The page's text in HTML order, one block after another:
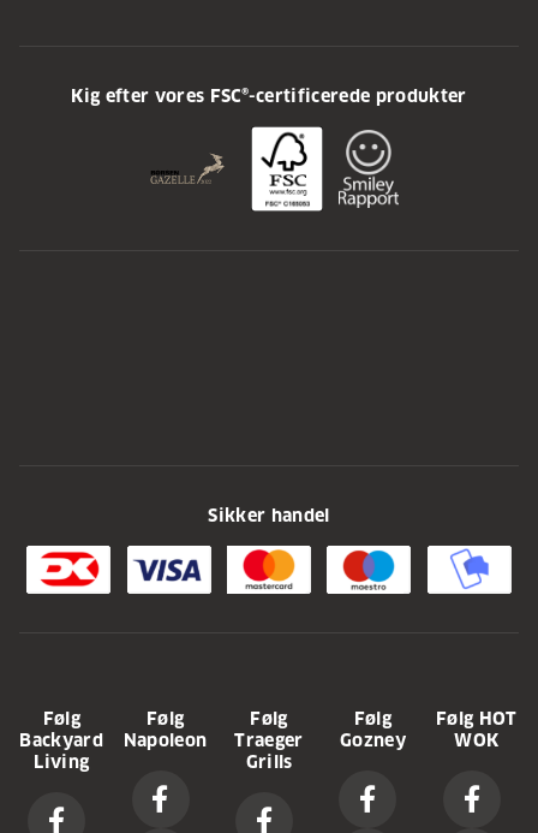
Kig efter vores FSC®-certificerede produkter
Sikker handel
Følg
Backyard
Living
Følg
Napoleon
Følg
Traeger
Grills
Følg
Gozney
Følg HOT
WOK